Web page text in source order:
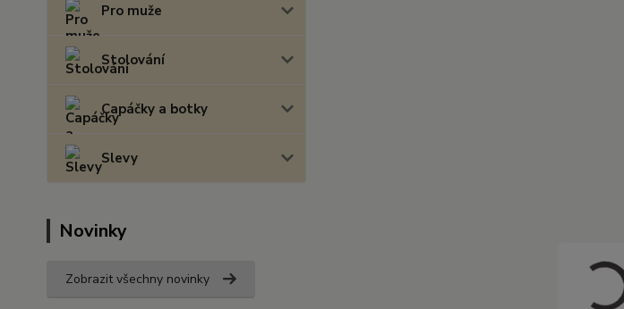
Pro muže
Stolování
Capáčky a botky
Slevy
Novinky
Zobrazit všechny novinky